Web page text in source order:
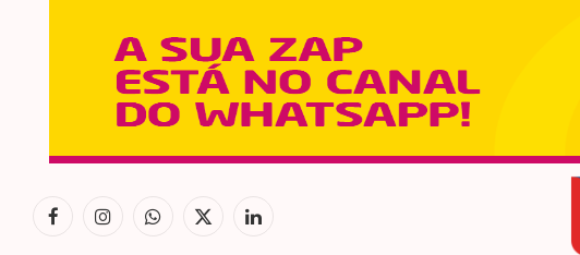
FacebookInstagramWhatsApp
X
LinkedIn